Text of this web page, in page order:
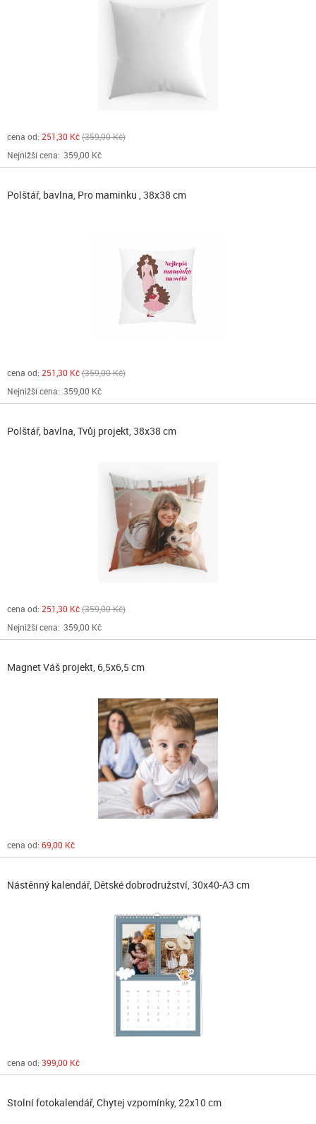
cena od: 251,30 Kč 359,00 Kč
Nejnižší cena: 359,00 Kč
Polštář, bavlna, Pro maminku , 38x38 cm
cena od: 251,30 Kč 359,00 Kč
Nejnižší cena: 359,00 Kč
Polštář, bavlna, Tvůj projekt, 38x38 cm
cena od: 251,30 Kč 359,00 Kč
Nejnižší cena: 359,00 Kč
Magnet Váš projekt, 6,5x6,5 cm
cena od: 69,00 Kč
Nástěnný kalendář, Dětské dobrodružství, 30x40-A3 cm
cena od: 399,00 Kč
Stolní fotokalendář, Chytej vzpomínky, 22x10 cm